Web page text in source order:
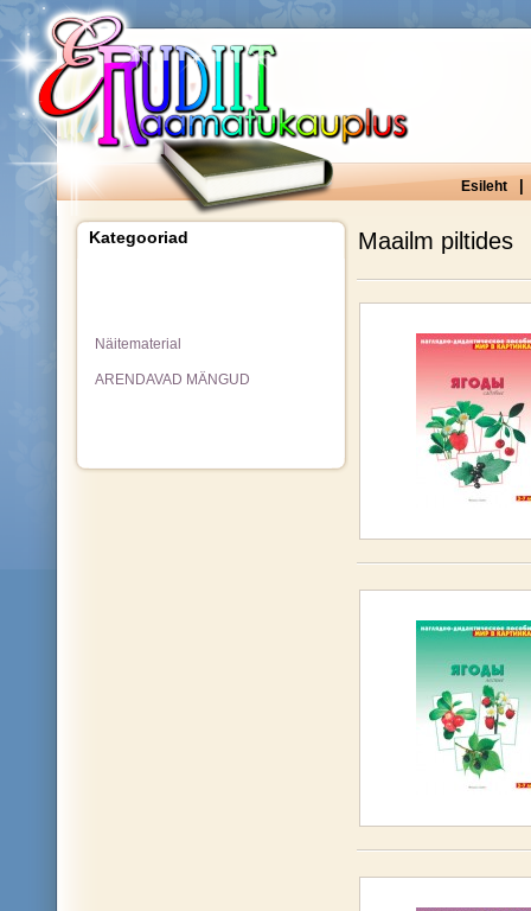
Esileht
Kategooriad
Näitematerial
ARENDAVAD MÄNGUD
Maailm piltides